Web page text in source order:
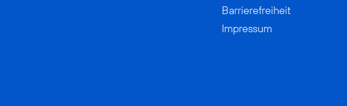
Barrierefreiheit
Impressum